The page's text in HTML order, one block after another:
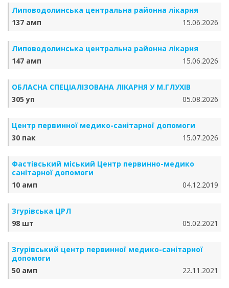
Липоводолинська центральна районна лікарня
137 амп
15.06.2026
Липоводолинська центральна районна лікарня
147 амп
15.06.2026
ОБЛАСНА СПЕЦІАЛІЗОВАНА ЛІКАРНЯ У М.ГЛУХІВ
305 уп
05.08.2026
Центр первинної медико-санітарної допомоги
30 пак
15.07.2026
Фастівський міський Центр первинно-медико
санітарної допомоги
10 амп
04.12.2019
Згурівська ЦРЛ
98 шт
05.02.2021
Згурівський центр первинної медико-санітарної
допомоги
50 амп
22.11.2021